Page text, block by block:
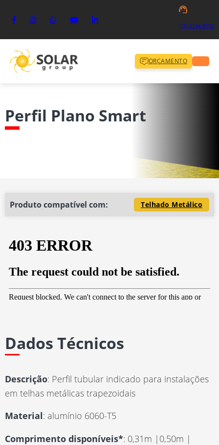
(11) 4144-9090
ORÇAMENTO
Perfil Plano Smart
Produto compatível com: Telhado Metálico
Dados Técnicos
Descrição: Perfil tubular indicado para instalações
em telhas metálicas trapezoidais
Material: alumínio 6060-T5
Comprimento disponíveis*: 0,31m |0,50m |